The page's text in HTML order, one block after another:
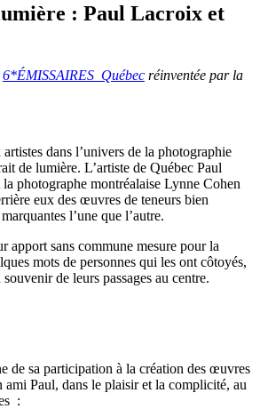
: Paul Lacroix et
6*ÉMISSAIRES_Québec réinventée par la
dans l’univers de la photographie
de lumière. L’artiste de Québec Paul
photographe montréalaise Lynne Cohen
eux des œuvres de teneurs bien
l’une que l’autre.
apport sans commune mesure pour la
mots de personnes qui les ont côtoyés,
de leurs passages au centre.
de sa participation à la création des œuvres
ami Paul, dans le plaisir et la complicité, au
: